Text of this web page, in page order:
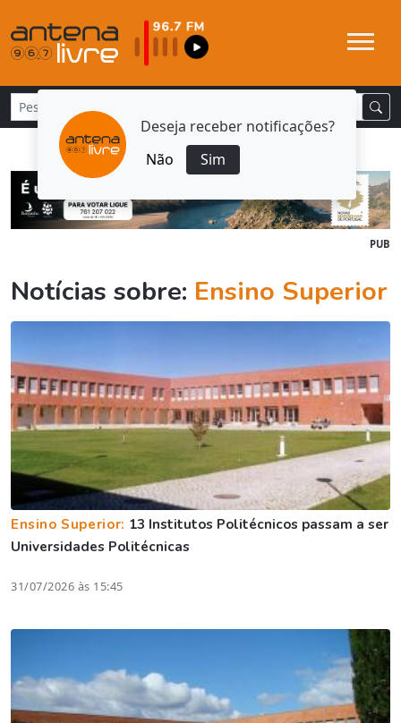
Deseja receber notificações?
Não
Sim
PUB
Notícias sobre: Ensino Superior
Ensino Superior: 13 Institutos Politécnicos passam a ser
Universidades Politécnicas
31/07/2026 às 15:45